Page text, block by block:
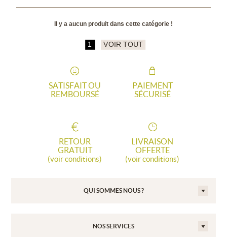
Il y a aucun produit dans cette catégorie !
1 VOIR TOUT
SATISFAIT OU
REMBOURSÉ
PAIEMENT
SÉCURISÉ
RETOUR
GRATUIT
(voir conditions)
LIVRAISON
OFFERTE
(voir conditions)
QUI SOMMES NOUS ?
NOS SERVICES